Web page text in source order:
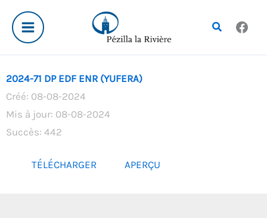
contenu
Rechercher
2024-71 DP EDF ENR (YUFERA)
Créé: 08-08-2024
Mis à jour: 08-08-2024
Succès: 442
TÉLÉCHARGER APERÇU